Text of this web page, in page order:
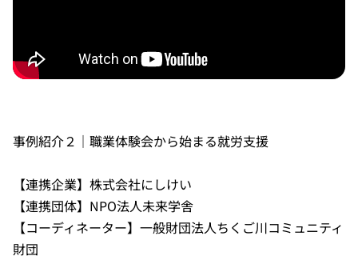
事例紹介２｜職業体験会から始まる就労支援
【連携企業】株式会社にしけい
【連携団体】NPO法人未来学舎
【コーディネーター】一般財団法人ちくご川コミュニティ
財団